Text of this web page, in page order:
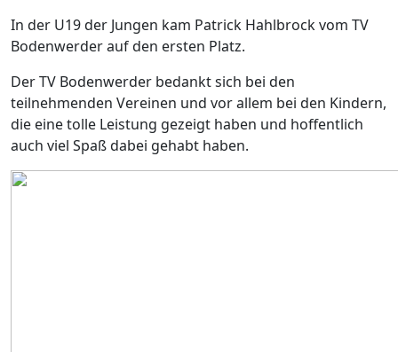
In der U19 der Jungen kam Patrick Hahlbrock vom TV
Bodenwerder auf den ersten Platz.
Der TV Bodenwerder bedankt sich bei den
teilnehmenden Vereinen und vor allem bei den Kindern,
die eine tolle Leistung gezeigt haben und hoffentlich
auch viel Spaß dabei gehabt haben.